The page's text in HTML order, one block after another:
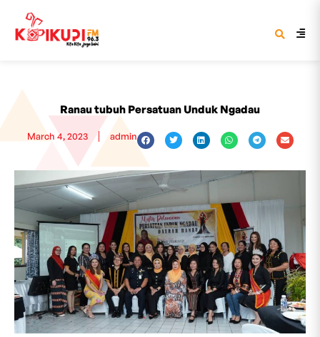
Ranau tubuh Persatuan Unduk Ngadau
March 4, 2023 admin